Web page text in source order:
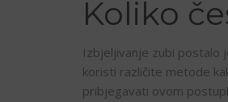
Koliko
Izbjeljivanje zubi postalo
koristi različite metode
pribjegavati ovom